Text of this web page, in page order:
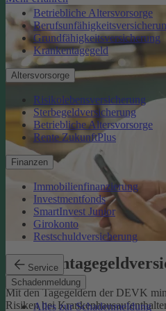
Betriebliche Altersvorsorge
Grundfähigkeitsversicherung
Krankentagegeld
Altersvorsorge
Risikolebensversicherung
Sterbegeldversicherung
Betriebliche Altersvorsorge
Rente ZukunftPlus
Finanzen
Immobilienfinanzierung
Investmentfonds
SmartInvest Junior
Girokonto
Restschuldversicherung
Service
Schadenmeldung
Alles zur Schadenmeldung
Mit den Tagegeldern der DEVK
Risiken bei